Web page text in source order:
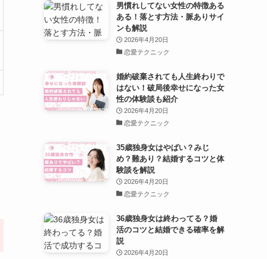
男慣れしてない女性の特徴ある
ある！落とす方法・脈ありサイ
ンも解説
2026年4月20日
恋愛テクニック
婚約破棄されても人生終わりで
はない！破局後幸せになった女
性の体験談も紹介
2026年4月20日
恋愛テクニック
35歳独身女はやばい？みじ
め？難あり？結婚するコツと体
験談を解説
2026年4月20日
恋愛テクニック
36歳独身女は終わってる？婚
活のコツと結婚できる確率を解
説
2026年4月20日